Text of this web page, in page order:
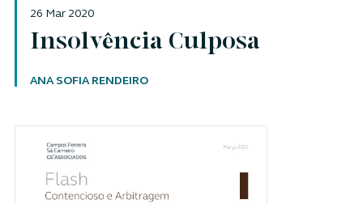
26 Mar 2020
Insolvência Culposa
Autor
ANA SOFIA RENDEIRO